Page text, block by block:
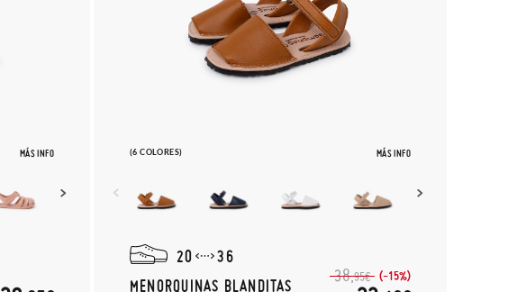
MÁS INFO (6 COLORES) MÁS INFO
20
36
MENORQUINAS BLANDITAS
38,95€ (-15%)